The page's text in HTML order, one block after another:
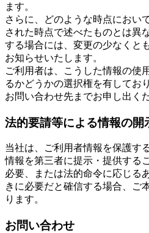
ます。
さらに、どのような時点におい
された時点で述べたものとは異
する場合には、変更の少なくと
お知らせいたします。
ご利用者は、こうした情報の使
るかどうかの選択権を有してお
お問い合わせ先までお申し出く
法的要請等による情報の開
当社は、ご利用者情報を保護す
情報を第三者に提示・提供する
必要、または法的命令に応じる
きに必要だと確信する場合、ご
ります。
お問い合わせ